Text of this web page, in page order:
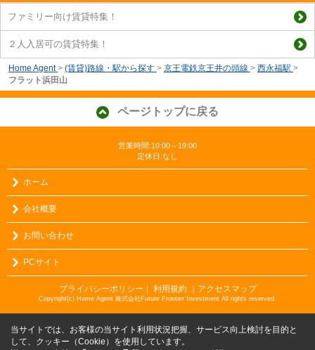
ファミリー向け賃貸特集！
２人入居可の賃貸特集！
Home Agent > (賃貸)路線・駅から探す > 京王電鉄京王井の頭線 > 西永福駅 >
フラット浜田山
ページトップに戻る
営業時間:10:00～19:00
定休日:なし
ホーム
会社概要
お問い合わせ
PCサイト
プライバシーポリシー 利用規約 ｜アクセスマップ
Copyright(c) Home Agent 株式会社Future Frontier Investment All rights reserved.
当サイトでは、お客様の当サイト利用状況把握、サービス向上検討を目的と
して、クッキー（Cookie）を使用しています。